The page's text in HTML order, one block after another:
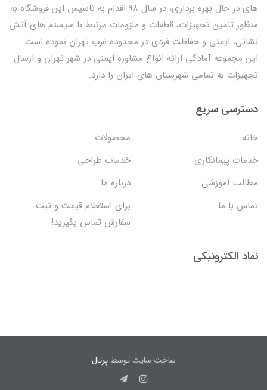
های در حال بهره برداری، در سال 98 اقدام به تاسیس این فروشگاه به
منظور تامین تجهیزات، قطعات و ملزومات مرتبط با سیستم های آتش
نشانی، ایمنی و حفاظت فردی در محدوده غرب تهران نموده است.
این مجموعه آمادگی ارائه انواع مشاوره ایمنی در شهر تهران و ارسال
تجهیزات به تمامی شهرستان های ایران را دارد.
دسترسی سریع
خانه
محصولات
خدمات پیمانکاری
خدمات طراحی
مطالب آموزشی
درباره ما
تماس با ما
برای استعلام قیمت و ثبت
سفارش تماس بگیرید!
نماد الکترونیکی
ساخت سایت توسطپرتال